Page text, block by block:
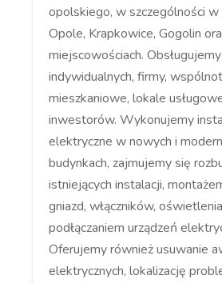
opolskiego, w szczególności w
Opole, Krapkowice, Gogolin
miejscowościach.
indywidualnych, firmy,
mieszkaniowe, lokale
inwestorów. Wykonujemy
elektryczne w nowych i
budynkach, zajmujemy się
istniejących instalacji,
gniazd, włączników,
podłączaniem urządzeń
Oferujemy również usuwanie
elektrycznych, lokalizację